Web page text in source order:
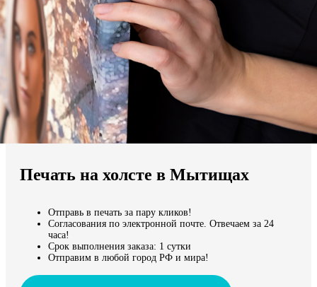
Мы доставляем по всему миру
Печать на холсте в Мытищах
Отправь в печать за пару кликов!
Согласования по электронной почте. Отвечаем за 24
часа!
Срок выполнения заказа: 1 сутки
Отправим в любой город РФ и мира!